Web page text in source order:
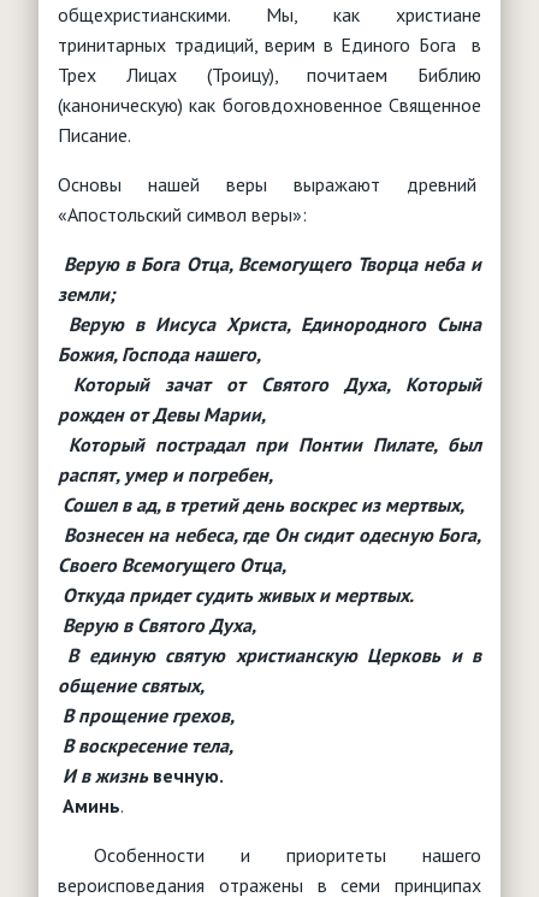
общехристианскими. Мы, как христиане
тринитарных традиций, верим в Единого Бога в
Трех Лицах (Троицу), почитаем Библию
(каноническую) как боговдохновенное Священное
Писание.
Основы нашей веры выражают древний
«Апостольский символ веры»:
Верую в Бога Отца, Всемогущего Творца неба и
земли;
Верую в Иисуса Христа, Единородного Сына
Божия, Господа нашего,
Который зачат от Святого Духа, Который
рожден от Девы Марии,
Который пострадал при Понтии Пилате, был
распят, умер и погребен,
Сошел в ад, в третий день воскрес из мертвых,
Вознесен на небеса, где Он сидит одесную Бога,
Своего Всемогущего Отца,
Откуда придет судить живых и мертвых.
Верую в Святого Духа,
В единую святую христианскую Церковь и в
общение святых,
В прощение грехов,
В воскресение тела,
И в жизньвечную.
Аминь.
Особенности и приоритеты нашего
вероисповедания отражены в семи принципах